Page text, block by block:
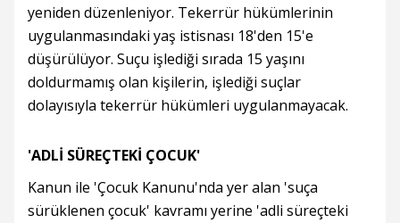
yeniden düzenleniyor. Tekerrür hükümlerinin
uygulanmasındaki yaş istisnası 18'den 15'e
düşürülüyor. Suçu işlediği sırada 15 yaşını
doldurmamış olan kişilerin, işlediği suçlar
dolayısıyla tekerrür hükümleri uygulanmayacak.
'ADLİ SÜREÇTEKİ ÇOCUK'
Kanun ile 'Çocuk Kanunu'nda yer alan 'suça
sürüklenen çocuk' kavramı yerine 'adli süreçteki